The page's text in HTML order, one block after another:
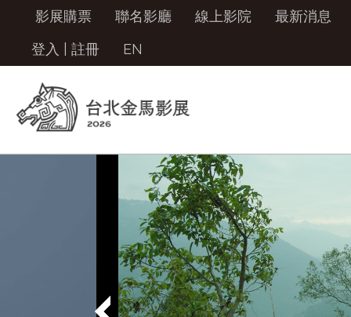
影展購票 聯名影廳 線上影院
最新消息
登入
註冊 EN